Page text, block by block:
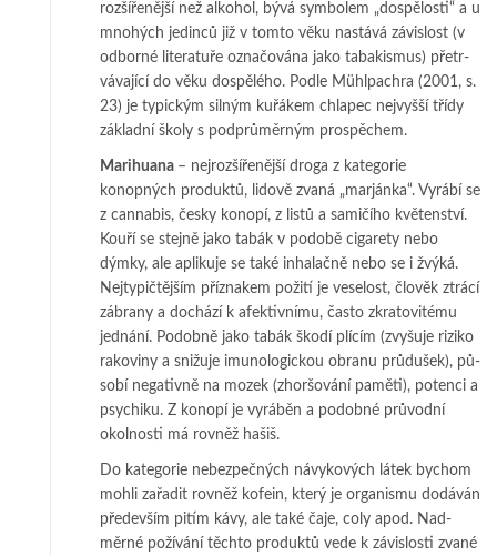
rozšířenější než alkohol, bý­vá symbolem „dospělosti“ a u
mnohých jedinců již v tomto věku na­stává závislost (v
odborné literatuře označována jako tabakismus) pře­tr­
vá­va­jící do věku dos­pě­lé­ho. Podle Mühlpachra (2001, s.
23) je typickým silným ku­řákem chlapec nej­vyš­ší třídy
základní školy s podprůměrným prospěchem.
Marihuana – nejrozšířenější droga z kategorie
konopných produktů, lidově zva­ná „mar­jánka“. Vyrábí se
z cannabis, česky konopí, z listů a samičího kvě­ten­ství.
Kou­ří se stejně jako tabák v podobě cigarety nebo
dýmky, ale aplikuje se také in­ha­lačně nebo se i žvýká.
Nejtypičtějším příznakem požití je veselost, člo­věk ztrácí
zá­brany a dochází k afektivnímu, často zkratovitému
jednání. Po­dob­ně jako tabák ško­dí plícím (zvyšuje riziko
rakoviny a snižuje imunologickou obra­nu průdušek), pů­
sobí negativně na mozek (zhoršování paměti), potenci a
psy­chiku. Z konopí je vy­ráběn a podobné průvodní
okolnosti má rovněž hašiš.
Do kategorie nebezpečných návykových látek bychom
mohli zařadit rovněž ko­fein, který je organismu dodáván
především pitím kávy, ale také čaje, coly apod. Nad­
měrné požívání těchto produktů vede k závislosti zvané